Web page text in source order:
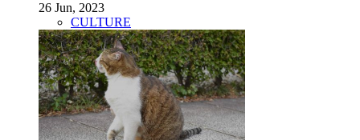
26 Jun, 2023
CULTURE